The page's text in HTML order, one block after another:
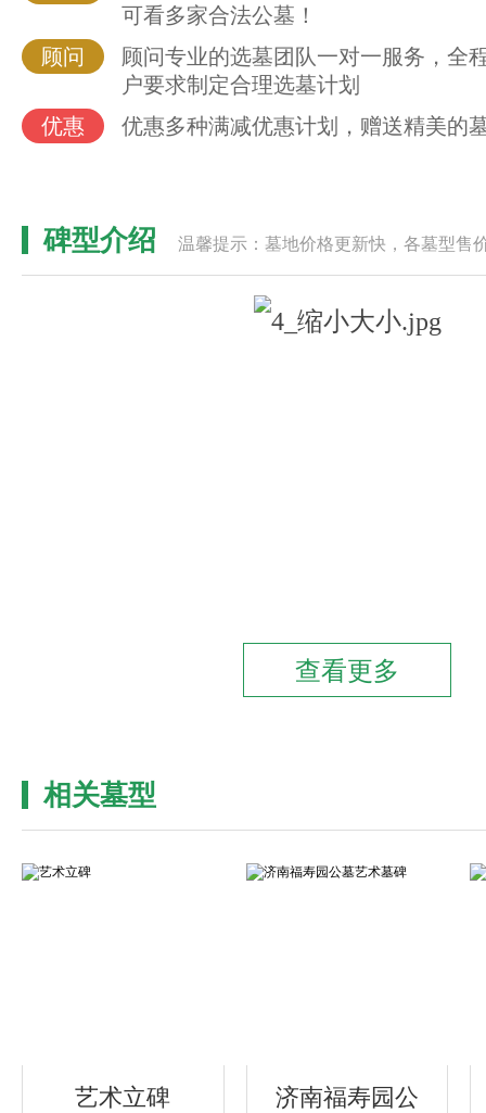
可看多家合法公墓！
顾问
顾问专业的选墓团队一对一服务，全
户要求制定合理选墓计划
优惠
优惠多种满减优惠计划，赠送精美的
碑型介绍 温馨提示：墓地价格更新快，各墓型售
相关墓型
艺术立碑 济南福寿园公